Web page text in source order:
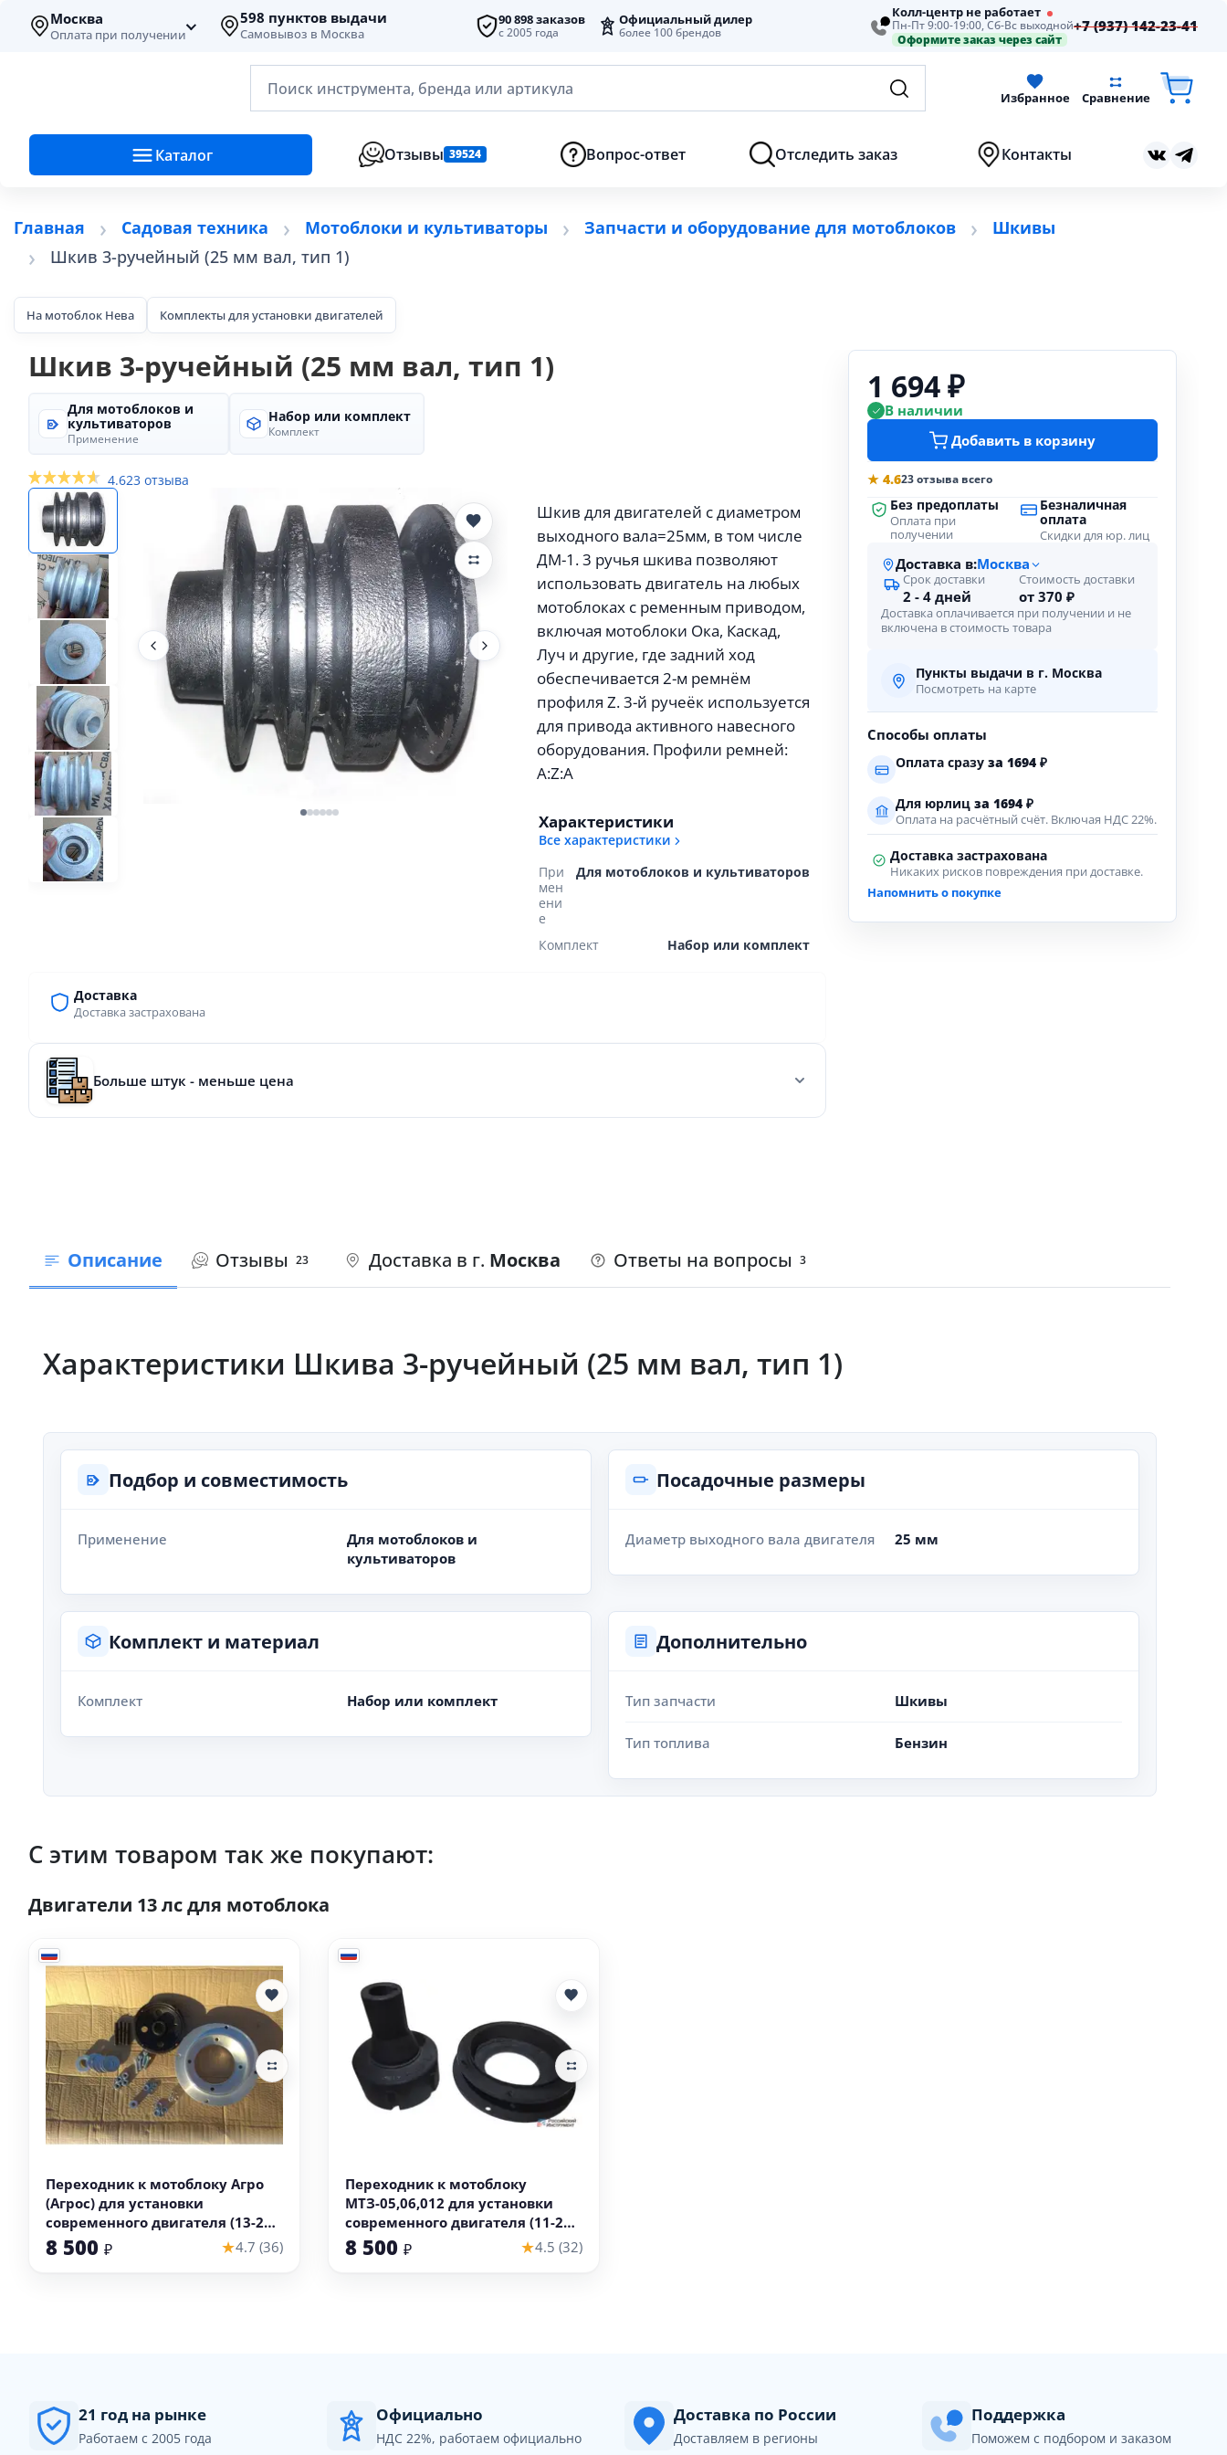
Москва
Оплата при получении
598 пунктов выдачи
Самовывоз в Москва
90 898 заказов
с 2005 года
Официальный дилер
более 100 брендов
Колл-центр не работает
Пн-Пт 9:00-19:00, Сб-Вс выходной
Оформите заказ через сайт
+7 (937) 142-23-41
Поиск инструмента, бренда или артикула Избранное Сравнение
Каталог Отзывы 39524 Вопрос-ответ Отследить заказ Контакты
Главная Садовая техника Мотоблоки и культиваторы Запчасти и оборудование для мотоблоков
Шкивы
Шкив 3-ручейный (25 мм вал, тип 1)
На мотоблок Нева Комплекты для установки двигателей
Шкив 3-ручейный (25 мм вал, тип 1)
Для мотоблоков и
культиваторов
Применение
Набор или комплект
Комплект
4.623 отзыва
Шкив для двигателей с диаметром
выходного вала=25мм, в том числе
ДМ-1. 3 ручья шкива позволяют
использовать двигатель на любых
мотоблоках с ременным приводом,
включая мотоблоки Ока, Каскад,
Луч и другие, где задний ход
обеспечивается 2-м ремнём
профиля Z. 3-й ручеёк используется
для привода активного навесного
оборудования. Профили ремней:
A:Z:A
Характеристики
Все характеристики
При
мен
ени
е
Для мотоблоков и культиваторов
Комплект Набор или комплект
Доставка
Доставка застрахована
Больше штук - меньше цена
1 694 ₽
В наличии
Добавить в корзину
★ 4.623 отзыва всего
Без предоплаты
Оплата при
получении
Безналичная
оплата
Скидки для юр. лиц
Доставка в:Москва
Срок доставки
2 - 4 дней
Стоимость доставки
от 370 ₽
Доставка оплачивается при получении и не
включена в стоимость товара
Пункты выдачи в г. Москва
Посмотреть на карте
Способы оплаты
Оплата сразу за 1694 ₽
Для юрлиц за 1694 ₽
Оплата на расчётный счёт. Включая НДС 22%.
Доставка застрахована
Никаких рисков повреждения при доставке.
Напомнить о покупке
Описание Отзывы 23 Доставка в г. Москва Ответы на вопросы 3
Характеристики Шкива 3-ручейный (25 мм вал, тип 1)
Подбор и совместимость
Применение
Для мотоблоков и
культиваторов
Посадочные размеры
Диаметр выходного вала двигателя 25 мм
Комплект и материал
Комплект Набор или комплект
Дополнительно
Тип запчасти Шкивы
Тип топлива Бензин
С этим товаром так же покупают:
Двигатели 13 лс для мотоблока
В корзину
Переходник к мотоблоку Агро
(Агрос) для установки
современного двигателя (13-20
лс)
8 500 ₽ ★4.7 (36)
Переходник к мотоблоку
МТЗ-05,06,012 для установки
современного двигателя (11-20
лс)
8 500 ₽ ★4.5 (32)
21 год на рынке
Работаем с 2005 года
Официально
НДС 22%, работаем официально
Доставка по России
Доставляем в регионы
Поддержка
Поможем с подбором и заказом